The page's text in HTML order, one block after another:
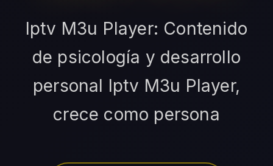
Iptv M3u Player: Contenido
de psicología y desarrollo
personal Iptv M3u Player,
crece como persona